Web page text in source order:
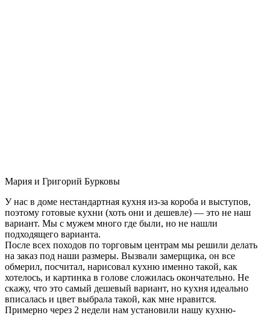
Мария и Григорий Бурковы
У нас в доме нестандартная кухня из-за короба и выступов,
поэтому готовые кухни (хоть они и дешевле) — это не наш
вариант. Мы с мужем много где были, но не нашли
подходящего варианта.
После всех походов по торговым центрам мы решили делать
на заказ под наши размеры. Вызвали замерщика, он все
обмерил, посчитал, нарисовал кухню именно такой, как
хотелось, и картинка в голове сложилась окончательно. Не
скажу, что это самый дешевый вариант, но кухня идеально
вписалась и цвет выбрала такой, как мне нравится.
Примерно через 2 недели нам установили нашу кухню-